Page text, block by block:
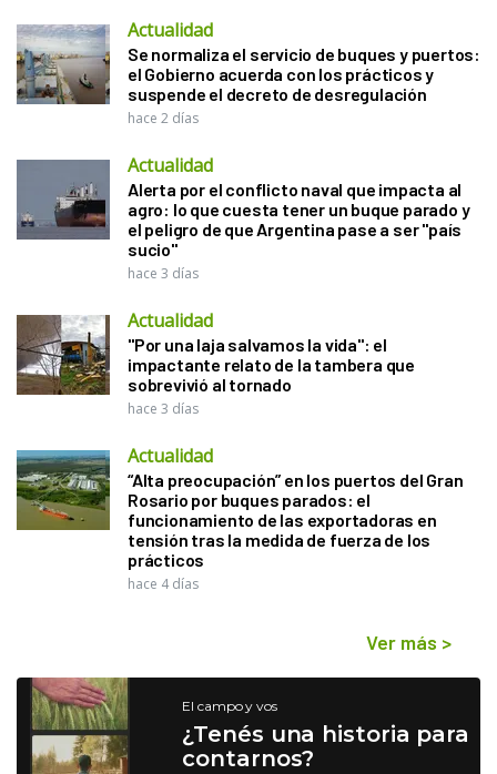
Actualidad
Se normaliza el servicio de buques y puertos:
el Gobierno acuerda con los prácticos y
suspende el decreto de desregulación
hace 2 días
Actualidad
Alerta por el conflicto naval que impacta al
agro: lo que cuesta tener un buque parado y
el peligro de que Argentina pase a ser "país
sucio"
hace 3 días
Actualidad
"Por una laja salvamos la vida": el
impactante relato de la tambera que
sobrevivió al tornado
hace 3 días
Actualidad
“Alta preocupación” en los puertos del Gran
Rosario por buques parados: el
funcionamiento de las exportadoras en
tensión tras la medida de fuerza de los
prácticos
hace 4 días
Ver más >
El campo y vos
¿Tenés una historia para
contarnos?